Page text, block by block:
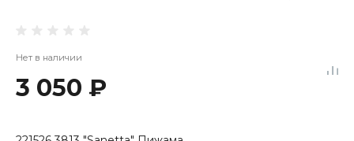
Нет в наличии
3 050 ₽